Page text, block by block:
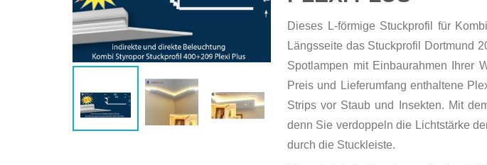
Dieses L-förmige Stuckprofil für
Längsseite das Stuckprofil Dortmund
Spotlampen mit Einbaurahmen Ihrer
Preis und Lieferumfang enthaltene
Strips vor Staub und Insekten. Mit
denn Sie verdoppeln die Lichtstärke
durch die Stuckleiste.